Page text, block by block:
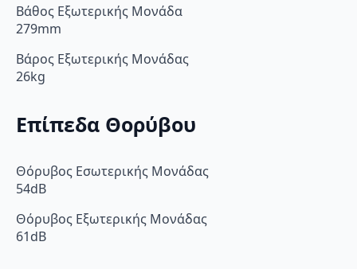
Βάθος Εξωτερικής Μονάδα
279mm
Βάρος Εξωτερικής Μονάδας
26kg
Επίπεδα Θορύβου
Θόρυβος Εσωτερικής Μονάδας
54dB
Θόρυβος Εξωτερικής Μονάδας
61dB